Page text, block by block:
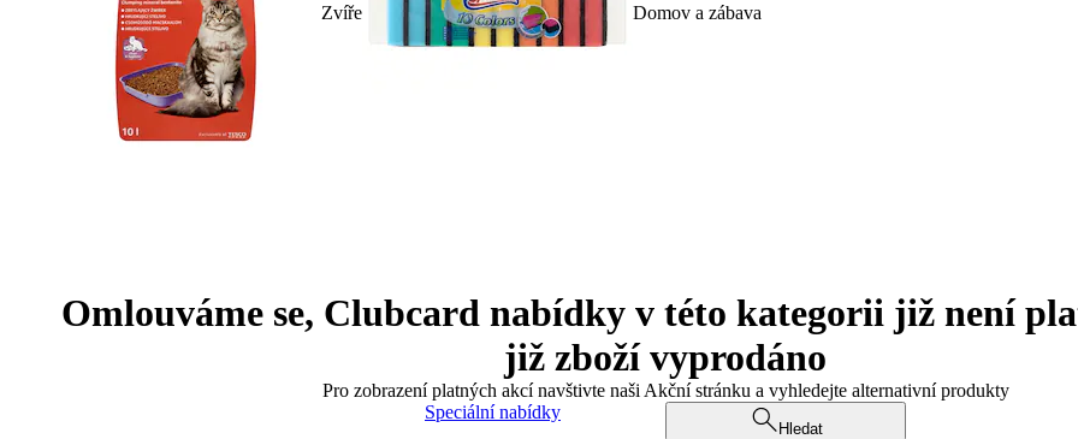
Zvíře Domov a zábava
Omlouváme se, Clubcard nabídky v této kategorii již není
již zboží vyprodáno
Pro zobrazení platných akcí navštivte naši Akční stránku a vyhledejte alternativní produkty
Speciální nabídky
Hledat